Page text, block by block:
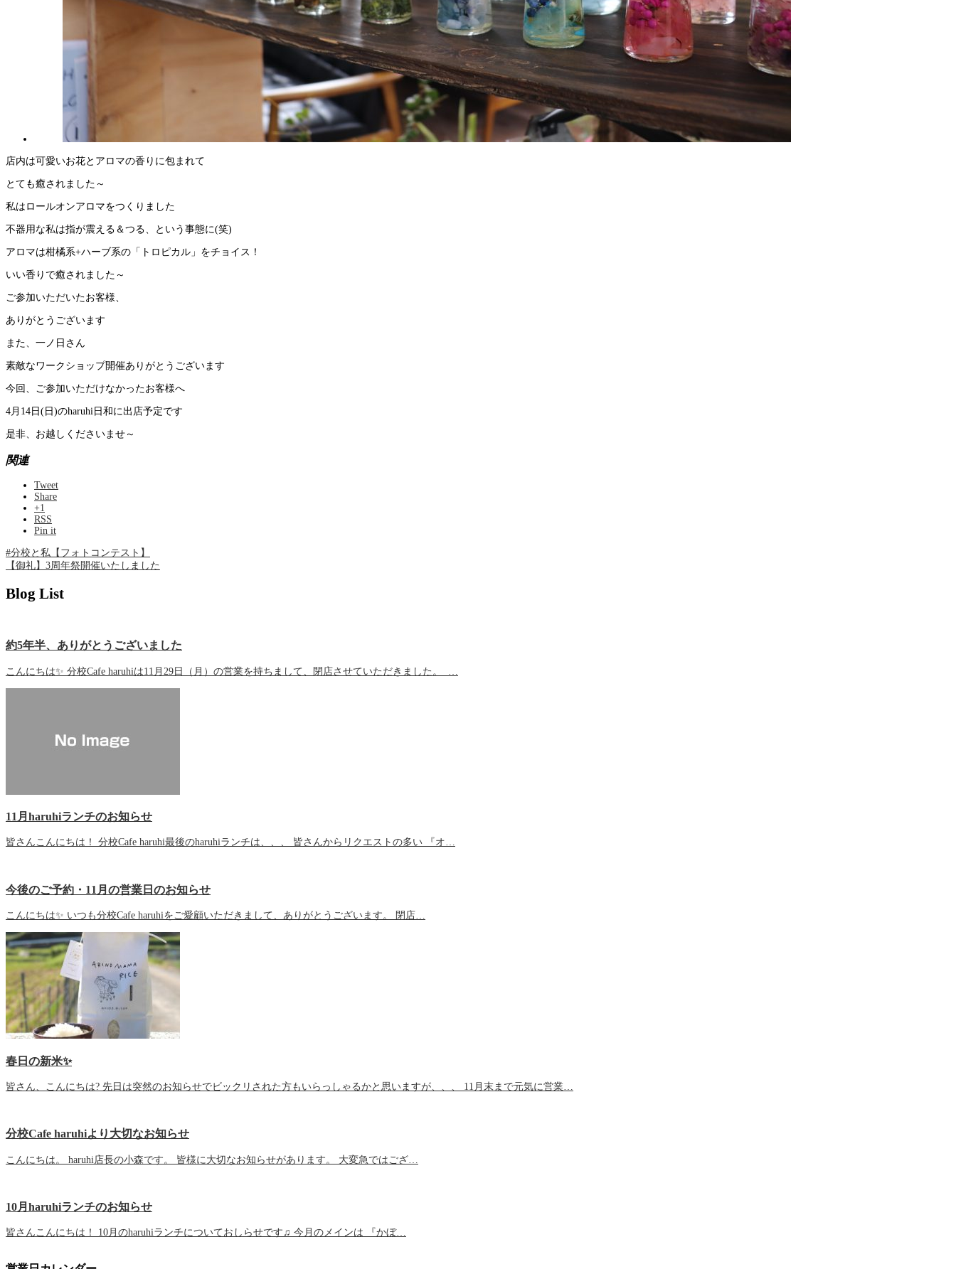
店内は可愛いお花とアロマの香りに包まれて
とても癒されました～
私はロールオンアロマをつくりました
不器用な私は指が震える＆つる、という事態に(笑)
アロマは柑橘系+ハーブ系の「トロピカル」をチョイス！
いい香りで癒されました～
ご参加いただいたお客様、
ありがとうございます
また、一ノ日さん
素敵なワークショップ開催ありがとうございます
今回、ご参加いただけなかったお客様へ
4月14日(日)のharuhi日和に出店予定です
是非、お越しくださいませ～
関連
Tweet
Share
+1
RSS
Pin it
#分校と私【フォトコンテスト】
【御礼】3周年祭開催いたしました
Blog List
約5年半、ありがとうございました
こんにちは✨ 分校Cafe haruhiは11月29日（月）の営業を持ちまして、閉店させていただきました。 …
11月haruhiランチのお知らせ
皆さんこんにちは！ 分校Cafe haruhi最後のharuhiランチは、、、 皆さんからリクエストの多い 『オ…
今後のご予約・11月の営業日のお知らせ
こんにちは✨ いつも分校Cafe haruhiをご愛顧いただきまして、ありがとうございます。 閉店…
春日の新米✨
皆さん、こんにちは? 先日は突然のお知らせでビックリされた方もいらっしゃるかと思いますが、、、 11月末まで元気に営業…
分校Cafe haruhiより大切なお知らせ
こんにちは。 haruhi店長の小森です。 皆様に大切なお知らせがあります。 大変急ではござ…
10月haruhiランチのお知らせ
皆さんこんにちは！ 10月のharuhiランチについておしらせです♫ 今月のメインは 『かぼ…